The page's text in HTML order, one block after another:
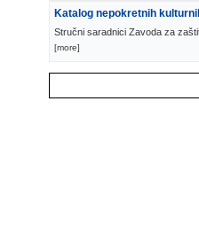
Katalog nepokretnih
Stručni saradnici Zavoda za
[more]